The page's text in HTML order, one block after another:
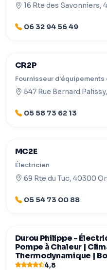
16 Rte des Savonniers,
06 32 94 56 49
CR2P
Fournisseur
547 Rue Bernard
05 58 73 62 13
MC2E
Électricien
69 Rte du Tuc, 40300
05 54 73 00 88
Durou Philippe -
Pompe à Chaleur |
Thermodynamique |
4,8